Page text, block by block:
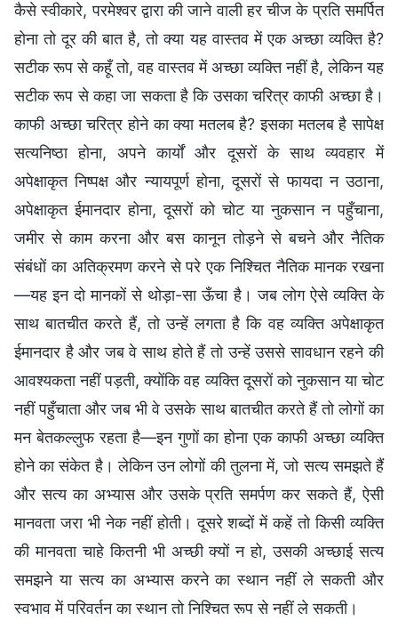
कैसे स्वीकारे, परमेश्वर द्वारा की जाने वाली हर चीज के प्रति समर्पित
होना तो दूर की बात है, तो क्या यह वास्तव में एक अच्छा व्यक्ति है?
सटीक रूप से कहूँ तो, वह वास्तव में अच्छा व्यक्ति नहीं है, लेकिन यह
सटीक रूप से कहा जा सकता है कि उसका चरित्र काफी अच्छा है।
काफी अच्छा चरित्र होने का क्या मतलब है? इसका मतलब है सापेक्ष
सत्यनिष्ठा होना, अपने कार्यों और दूसरों के साथ व्यवहार में
अपेक्षाकृत निष्पक्ष और न्यायपूर्ण होना, दूसरों से फायदा न उठाना,
अपेक्षाकृत ईमानदार होना, दूसरों को चोट या नुकसान न पहुँचाना,
जमीर से काम करना और बस कानून तोड़ने से बचने और नैतिक
संबंधों का अतिक्रमण करने से परे एक निश्चित नैतिक मानक रखना
—यह इन दो मानकों से थोड़ा-सा ऊँचा है। जब लोग ऐसे व्यक्ति के
साथ बातचीत करते हैं, तो उन्हें लगता है कि वह व्यक्ति अपेक्षाकृत
ईमानदार है और जब वे साथ होते हैं तो उन्हें उससे सावधान रहने की
आवश्यकता नहीं पड़ती, क्योंकि वह व्यक्ति दूसरों को नुकसान या चोट
नहीं पहुँचाता और जब भी वे उसके साथ बातचीत करते हैं तो लोगों का
मन बेतकल्लुफ रहता है—इन गुणों का होना एक काफी अच्छा व्यक्ति
होने का संकेत है। लेकिन उन लोगों की तुलना में, जो सत्य समझते हैं
और सत्य का अभ्यास और उसके प्रति समर्पण कर सकते हैं, ऐसी
मानवता जरा भी नेक नहीं होती। दूसरे शब्दों में कहें तो किसी व्यक्ति
की मानवता चाहे कितनी भी अच्छी क्यों न हो, उसकी अच्छाई सत्य
समझने या सत्य का अभ्यास करने का स्थान नहीं ले सकती और
स्वभाव में परिवर्तन का स्थान तो निश्चित रूप से नहीं ले सकती।